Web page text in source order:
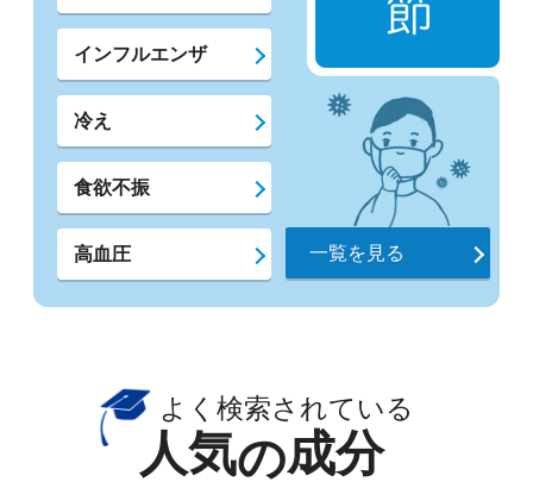
インフルエンザ
冷え
食欲不振
高血圧 一覧を見る
よく検索されている
人気の成分